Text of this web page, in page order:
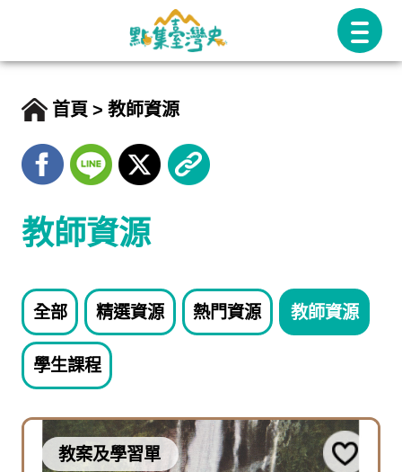
首頁 教師資源
教師資源
全部 精選資源 熱門資源 教師資源
學生課程
教案及學習單